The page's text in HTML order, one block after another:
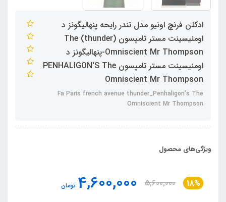
ادکلن فرنچ اونیو مدل تندر رایحه پنهالیگونز د
اومنیسینت مستر تامپسون (thunder) The
Omniscient Mr Thompson-پنهالیگونز د
اومنیسینت مستر تامپسون PENHALIGON'S The
Omniscient Mr Thompson
Fa Paris french avenue thunder_Penhaligon’s The
Omniscient Mr Thompson
ویژگی‌های محصول
18%
5,600,000
4,600,000 تومان